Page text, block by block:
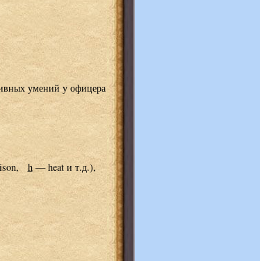
умений у офицера
h— heat и т.д.),